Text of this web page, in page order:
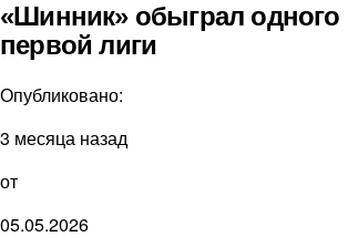
«Шинник» обыграл одного
первой лиги
Опубликовано:
3 месяца назад
от
05.05.2026